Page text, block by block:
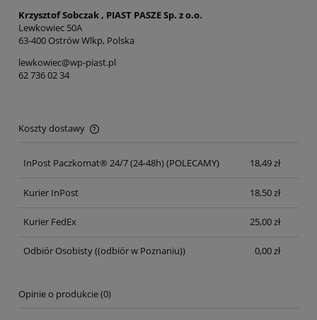
Krzysztof Sobczak , PIAST PASZE Sp. z o.o.
Lewkowiec 50A
63-400 Ostrów Wlkp, Polska
lewkowiec@wp-piast.pl
62 736 02 34
Koszty dostawy
Cena nie zawiera ewentualnych kosztów płatności
InPost Paczkomat® 24/7 (24-48h)(POLECAMY) 18,49 zł
Kurier InPost 18,50 zł
Kurier FedEx 25,00 zł
Odbiór Osobisty((odbiór w Poznaniu)) 0,00 zł
Opinie o produkcie (0)